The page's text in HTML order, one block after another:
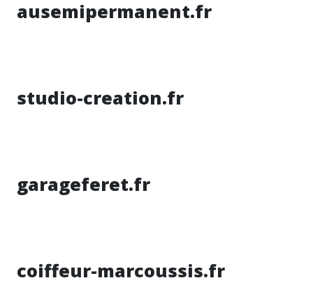
ausemipermanent.fr
studio-creation.fr
garageferet.fr
coiffeur-marcoussis.fr